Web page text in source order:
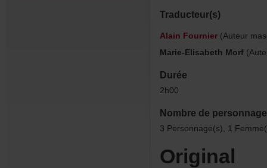
Traducteur(s)
AlainFournier
Marie-ElisabethMorf
Durée
2h00
Original